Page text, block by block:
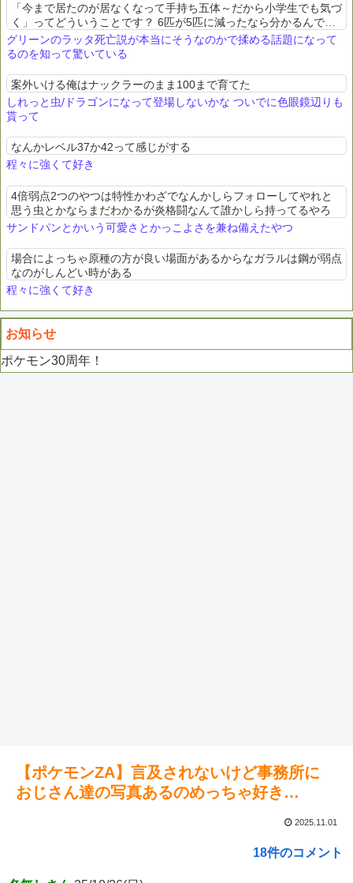
「今まで居たのが居なくなって手持ち五体～だから小学生でも気づ
く」ってどういうことです？ 6匹が5匹に減ったなら分かるんです
けど。まず敵手持ちはごく一部以外、ワタルでさえ5匹。シゲルは
それまではラッタ含...
グリーンのラッタ死亡説が本当にそうなのかで揉める話題になって
るのを知って驚いている
案外いける俺はナックラーのまま100まで育てた
しれっと虫/ドラゴンになって登場しないかな ついでに色眼鏡辺りも
貰って
なんかレベル37か42って感じがする
程々に強くて好き
4倍弱点2つのやつは特性かわざでなんかしらフォローしてやれと
思う虫とかならまだわかるが炎格闘なんて誰かしら持ってるやろ
サンドパンとかいう可愛さとかっこよさを兼ね備えたやつ
場合によっちゃ原種の方が良い場面があるからなガラルは鋼が弱点
なのがしんどい時がある
程々に強くて好き
お知らせ
ポケモン30周年！
【ポケモンZA】言及されないけど事務所に
おじさん達の写真あるのめっちゃ好き…
2025.11.01
18件のコメント